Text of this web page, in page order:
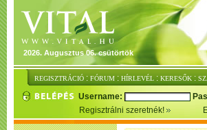
2026. Augusztus 06. csütörtök
REGISZTRÁCIÓ : FÓRUM : HÍRLEVÉL : KERESŐK :
Username:
Regisztrálni szeretnék!